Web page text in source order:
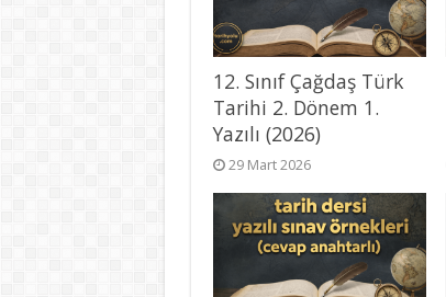
12. Sınıf Çağdaş Türk
Tarihi 2. Dönem 1.
Yazılı (2026)
29 Mart 2026